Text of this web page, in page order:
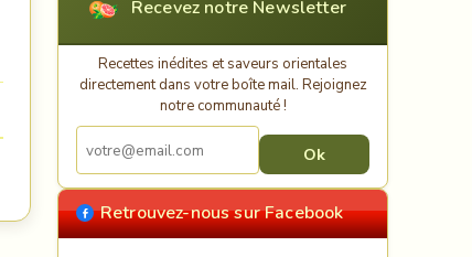
Recevez notre Newsletter
Recettes inédites et saveurs orientales
directement dans votre boîte mail. Rejoignez
notre communauté !
Retrouvez-nous sur Facebook